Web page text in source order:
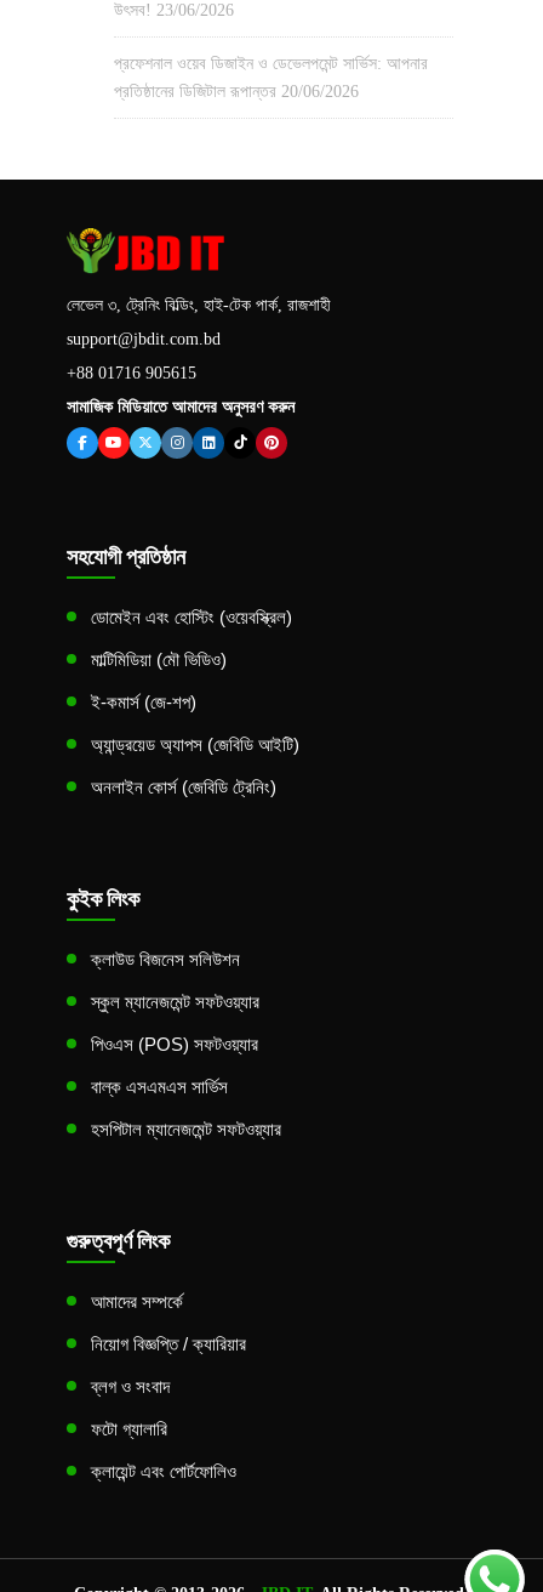
উৎসব! 23/06/2026
প্রফেশনাল ওয়েব ডিজাইন ও ডেভেলপমেন্ট সার্ভিস: আপনার
প্রতিষ্ঠানের ডিজিটাল রূপান্তর 20/06/2026
লেভেল ৩, ট্রেনিং বিল্ডিং, হাই-টেক পার্ক, রাজশাহী
support@jbdit.com.bd
+88 01716 905615
সামাজিক মিডিয়াতে আমাদের অনুসরণ করুন
সহযোগী প্রতিষ্ঠান
ডোমেইন এবং হোস্টিং (ওয়েবস্ক্রিল)
মাল্টিমিডিয়া (মৌ ভিডিও)
ই-কমার্স (জে-শপ)
অ্যান্ড্রয়েড অ্যাপস (জেবিডি আইটি)
অনলাইন কোর্স (জেবিডি ট্রেনিং)
কুইক লিংক
ক্লাউড বিজনেস সলিউশন
স্কুল ম্যানেজমেন্ট সফটওয়্যার
পিওএস (POS) সফটওয়্যার
বাল্ক এসএমএস সার্ভিস
হসপিটাল ম্যানেজমেন্ট সফটওয়্যার
গুরুত্বপূর্ণ লিংক
আমাদের সম্পর্কে
নিয়োগ বিজ্ঞপ্তি / ক্যারিয়ার
ব্লগ ও সংবাদ
ফটো গ্যালারি
ক্লায়েন্ট এবং পোর্টফোলিও